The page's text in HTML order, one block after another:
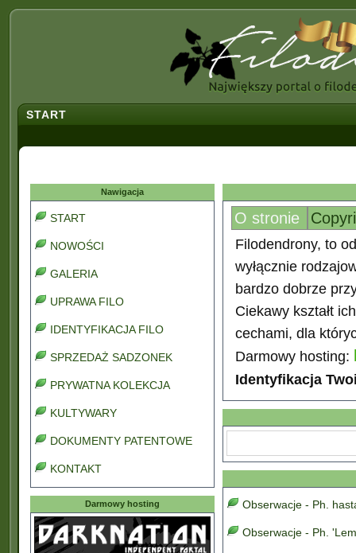
START
Nawigacja
START
NOWOŚCI
GALERIA
UPRAWA FILO
IDENTYFIKACJA FILO
SPRZEDAŻ SADZONEK
PRYWATNA KOLEKCJA
KULTYWARY
DOKUMENTY PATENTOWE
KONTAKT
Darmowy hosting
O stronie
Filodendrony, to
wyłącznie
bardzo dobrze
Ciekawy kształt
cechami, dla
Darmowy hosting:
Identyfikacja
Obserwacje - Ph.
Obserwacje - Ph.